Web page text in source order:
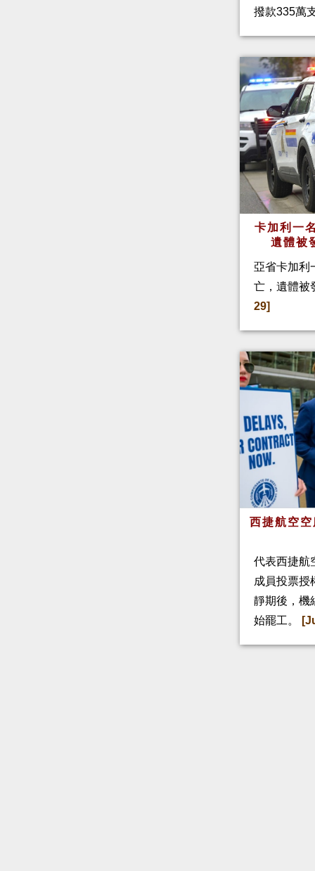
撥款335萬
卡加利一
遺體被
亞省卡加利
亡，遺體被
29]
西捷航空
代表西捷航
成員投票授
靜期後，機
始罷工。